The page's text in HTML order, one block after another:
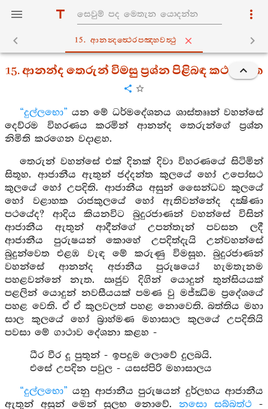
15. ආනන්‍දත්‍ථෙරපඤ‍්හවත්‍ථු
15. ආනන්ද තෙරුන් විමසු ප්‍රශ්න පිළිබඳ කථා පුවත
“දුල්ලභො” යන මේ ධර්මදේශනය ශාස්තෲන් වහන්සේ
දෙව්රම විහරණය කරමින් ආනන්ද තෙරුන්ගේ ප්‍රශ්න
නිමිති කරගෙන වදාළහ.
තෙරුන් වහන්සේ එක් දිනක් දිවා විහරණයේ සිටිමින්
සිතූහ. ආජානීය ඇතුන් ජද්දන්ත කුලයේ හෝ උපෝසථ
කුලයේ හෝ උපදිති. ආජානීය අසුන් සෛන්ධව කුලයේ
හෝ වළාහක රාජකුලයේ හෝ ඇතිවන්නේද දක්‍ෂිණා
පථයේද? ආදිය කියනවිට බුදුරජාණන් වහන්සේ විසින්
ආජානීය ඇතුන් ආදීන්ගේ උපන්තැන් පවසන ලදී
ආජානීය පුරුෂයන් කොහේ උපදිත්දැයි උන්වහන්සේ
බුදුන්වෙත එළඹ වැඳ මේ කරුණු විමසූහ. බුදුරජාණන්
වහන්සේ ආනන්ද අජානීය පුරුෂයෝ හැමතැනම
පහළවන්නේ නැත. ඍජුව දිගින් යොදුන් තුන්සියයක්
පළලින් යොදුන් නවසීයයක් පමණ වු මජ්‍ඣිම ප්‍රදේශයේ
පහළ වෙති. ඒ ඒ කුලවලත් පහළ නොවෙති. බත්තිය මහා
සාල කුලයේ හෝ බ්‍රාහ්මණ මහාසාල කුලයේ උපදිතියි
පවසා මේ ගාථාව දේශනා කළහ -
ධීර වීර දූ පුතුන් - ඉපදුම ලොවේ දුලබයි.
එසේ උපදින පවුල - යසස්පිරි මහාසාලය
“දුල්ලභො” යනු ආජානීය පුරුෂයන් දුර්ලභය ආජානීය
ඇතුන් අසුන් මෙන් සුලභ නොවේ. නසො සබ්බත්ථ-